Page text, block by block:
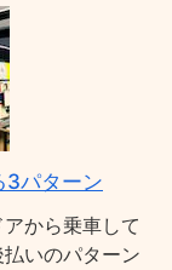
3パターン
から乗車して
いのパターン